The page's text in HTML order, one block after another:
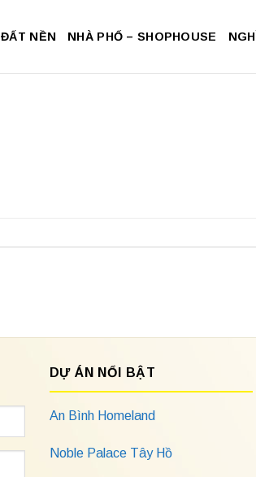
ĐẤT NỀN NHÀ PHỐ – SHOPHOUSE
DỰ ÁN NỔI BẬT
An Bình Homeland
Noble Palace Tây Hồ